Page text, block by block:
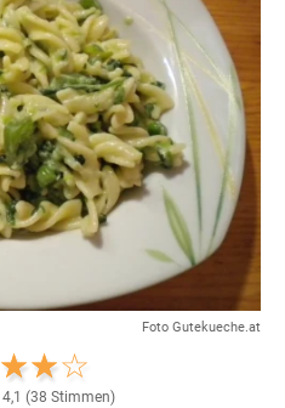
Foto Gutekueche.at
4,1 (38 Stimmen)